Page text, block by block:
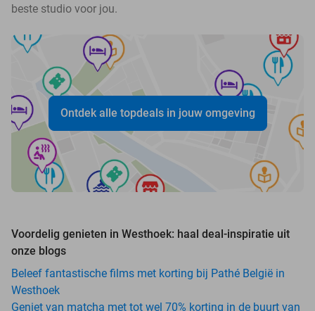
beste studio voor jou.
Ontdek alle topdeals in jouw omgeving
Voordelig genieten in Westhoek: haal deal-inspiratie uit
onze blogs
Beleef fantastische films met korting bij Pathé België in
Westhoek
Geniet van matcha met tot wel 70% korting in de buurt van